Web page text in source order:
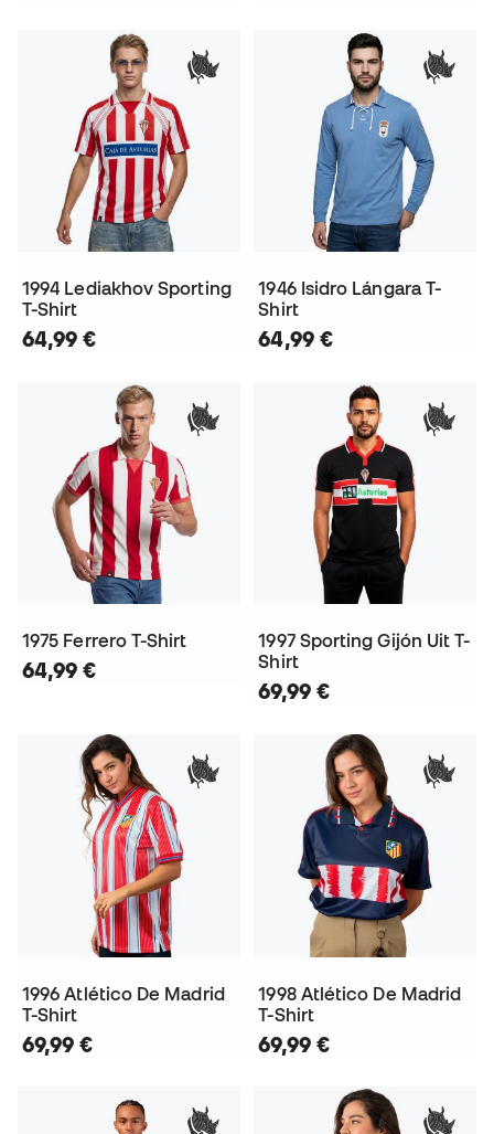
1994 Lediakhov Sporting
T-Shirt
64,99 €
1946 Isidro Lángara T-
Shirt
64,99 €
1975 Ferrero T-Shirt
64,99 €
1997 Sporting Gijón Uit T-
Shirt
69,99 €
1996 Atlético De Madrid
T-Shirt
69,99 €
1998 Atlético De Madrid
T-Shirt
69,99 €